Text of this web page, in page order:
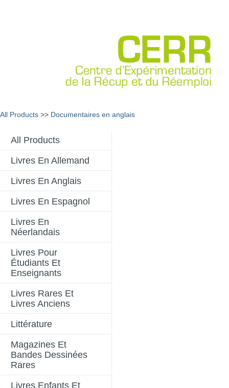
All Products >> Documentaires en anglais
All Products
Livres En Allemand
Livres En Anglais
Livres En Espagnol
Livres En
Néerlandais
Livres Pour
Étudiants Et
Enseignants
Livres Rares Et
Livres Anciens
Littérature
Magazines Et
Bandes Dessinées
Rares
Livres Enfants Et